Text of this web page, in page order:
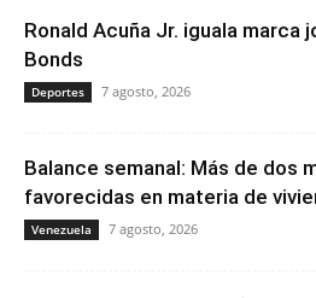
Ronald Acuña Jr. iguala marca
Bonds
Deportes 7 agosto, 2026
Balance semanal: Más de dos
favorecidas en materia de
Venezuela 7 agosto, 2026